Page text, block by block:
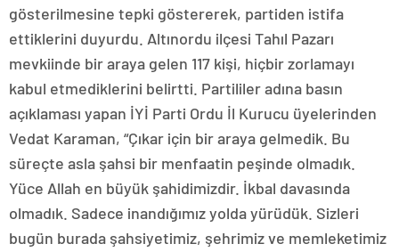
gösterilmesine tepki göstererek, partiden istifa
ettiklerini duyurdu. Altınordu ilçesi Tahıl Pazarı
mevkiinde bir araya gelen 117 kişi, hiçbir zorlamayı
kabul etmediklerini belirtti. Partililer adına basın
açıklaması yapan İYİ Parti Ordu İl Kurucu üyelerinden
Vedat Karaman, “Çıkar için bir araya gelmedik. Bu
süreçte asla şahsi bir menfaatin peşinde olmadık.
Yüce Allah en büyük şahidimizdir. İkbal davasında
olmadık. Sadece inandığımız yolda yürüdük. Sizleri
bugün burada şahsiyetimiz, şehrimiz ve memleketimiz